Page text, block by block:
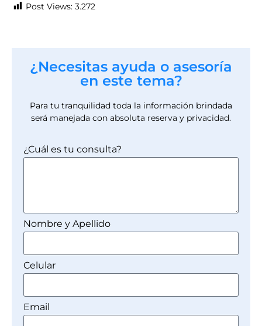
Post Views: 3.272
¿Necesitas ayuda o asesoría
en este tema?
Para tu tranquilidad toda la información brindada
será manejada con absoluta reserva y privacidad.
¿Cuál es tu consulta?
Nombre y Apellido
Celular
Email